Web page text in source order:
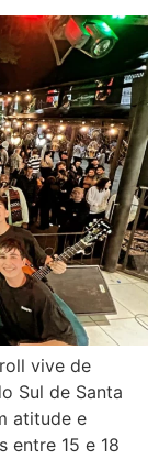
vive de
Sul de Santa
atitude e
entre 15 e 18